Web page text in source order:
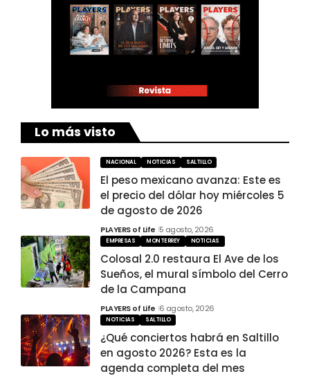
Lo más visto
NACIONAL NOTICIAS SALTILLO
El peso mexicano avanza: Este es
el precio del dólar hoy miércoles 5
de agosto de 2026
PLAYERS of Life 5 agosto, 2026
EMPRESAS MONTERREY NOTICIAS
Colosal 2.0 restaura El Ave de los
Sueños, el mural símbolo del Cerro
de la Campana
PLAYERS of Life 6 agosto, 2026
NOTICIAS SALTILLO
¿Qué conciertos habrá en Saltillo
en agosto 2026? Esta es la
agenda completa del mes